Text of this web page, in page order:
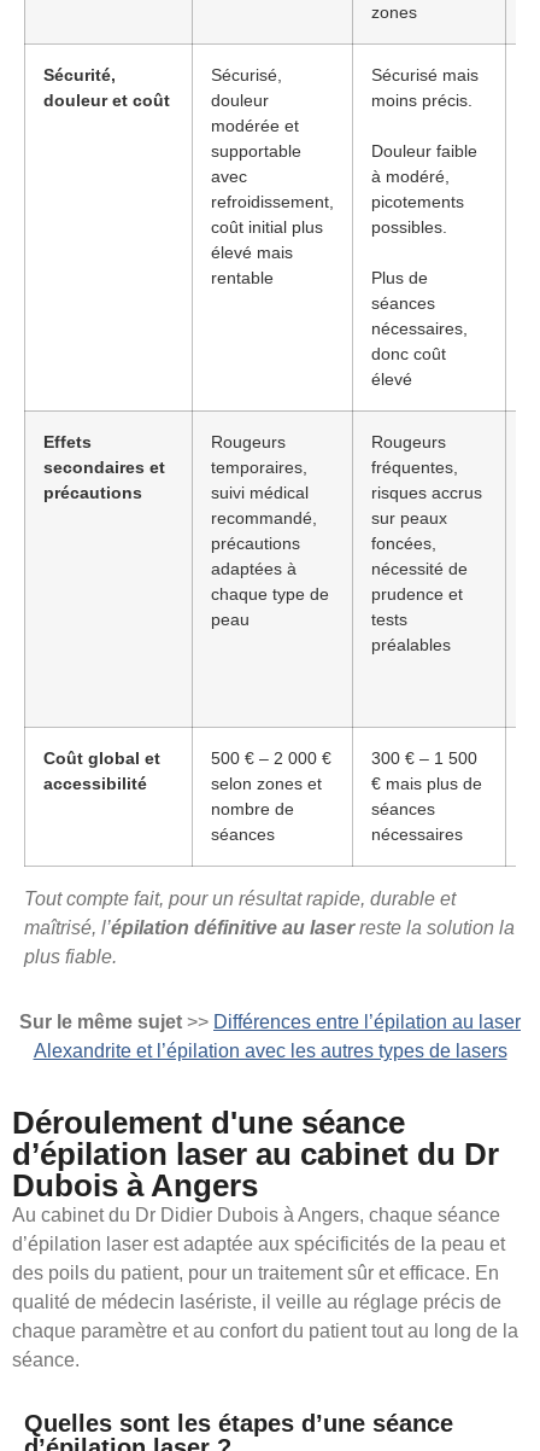
zones
Sécurité,
douleur et coût
Sécurisé,
douleur
modérée et
supportable
avec
refroidissement,
coût initial plus
élevé mais
rentable
Sécurisé mais
moins précis.
Douleur faible
à modéré,
picotements
possibles.
Plus de
séances
nécessaires,
donc coût
élevé
Effets
secondaires et
précautions
Rougeurs
temporaires,
suivi médical
recommandé,
précautions
adaptées à
chaque type de
peau
Rougeurs
fréquentes,
risques accrus
sur peaux
foncées,
nécessité de
prudence et
tests
préalables
Coût global et
accessibilité
500 € – 2 000 €
selon zones et
nombre de
séances
300 € – 1 500
€ mais plus de
séances
nécessaires
Tout compte fait, pour un résultat rapide, durable et
maîtrisé, l’épilation définitive au laserreste la solution la
plus fiable.
Sur le même sujet >> Différences entre l’épilation au laser
Alexandrite et l’épilation avec les autres types de lasers
Déroulement d'une séance
d’épilation laser au cabinet du Dr
Dubois à Angers
Au cabinet du Dr Didier Dubois à Angers, chaque séance
d’épilation laser est adaptée aux spécificités de la peau et
des poils du patient, pour un traitement sûr et efficace. En
qualité de médecin lasériste, il veille au réglage précis de
chaque paramètre et au confort du patient tout au long de la
séance.
Quelles sont les étapes d’une séance